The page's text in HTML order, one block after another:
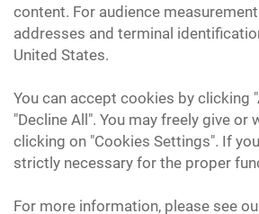
content. For audience
addresses and terminal
United States.
You can accept cookies by clicking
"Decline All". You may freely give
clicking on "Cookies Settings". If
strictly necessary for the proper
For more information, please see